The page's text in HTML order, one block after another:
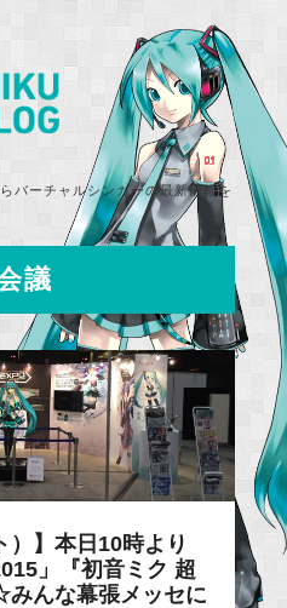
バーチャルシンガーの最新情報を
議
）】本日10時より
」『初音ミク 超
んな幕張メッセに